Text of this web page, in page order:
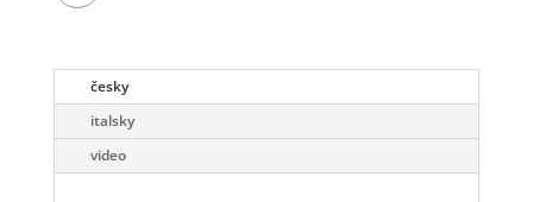
česky
italsky
video